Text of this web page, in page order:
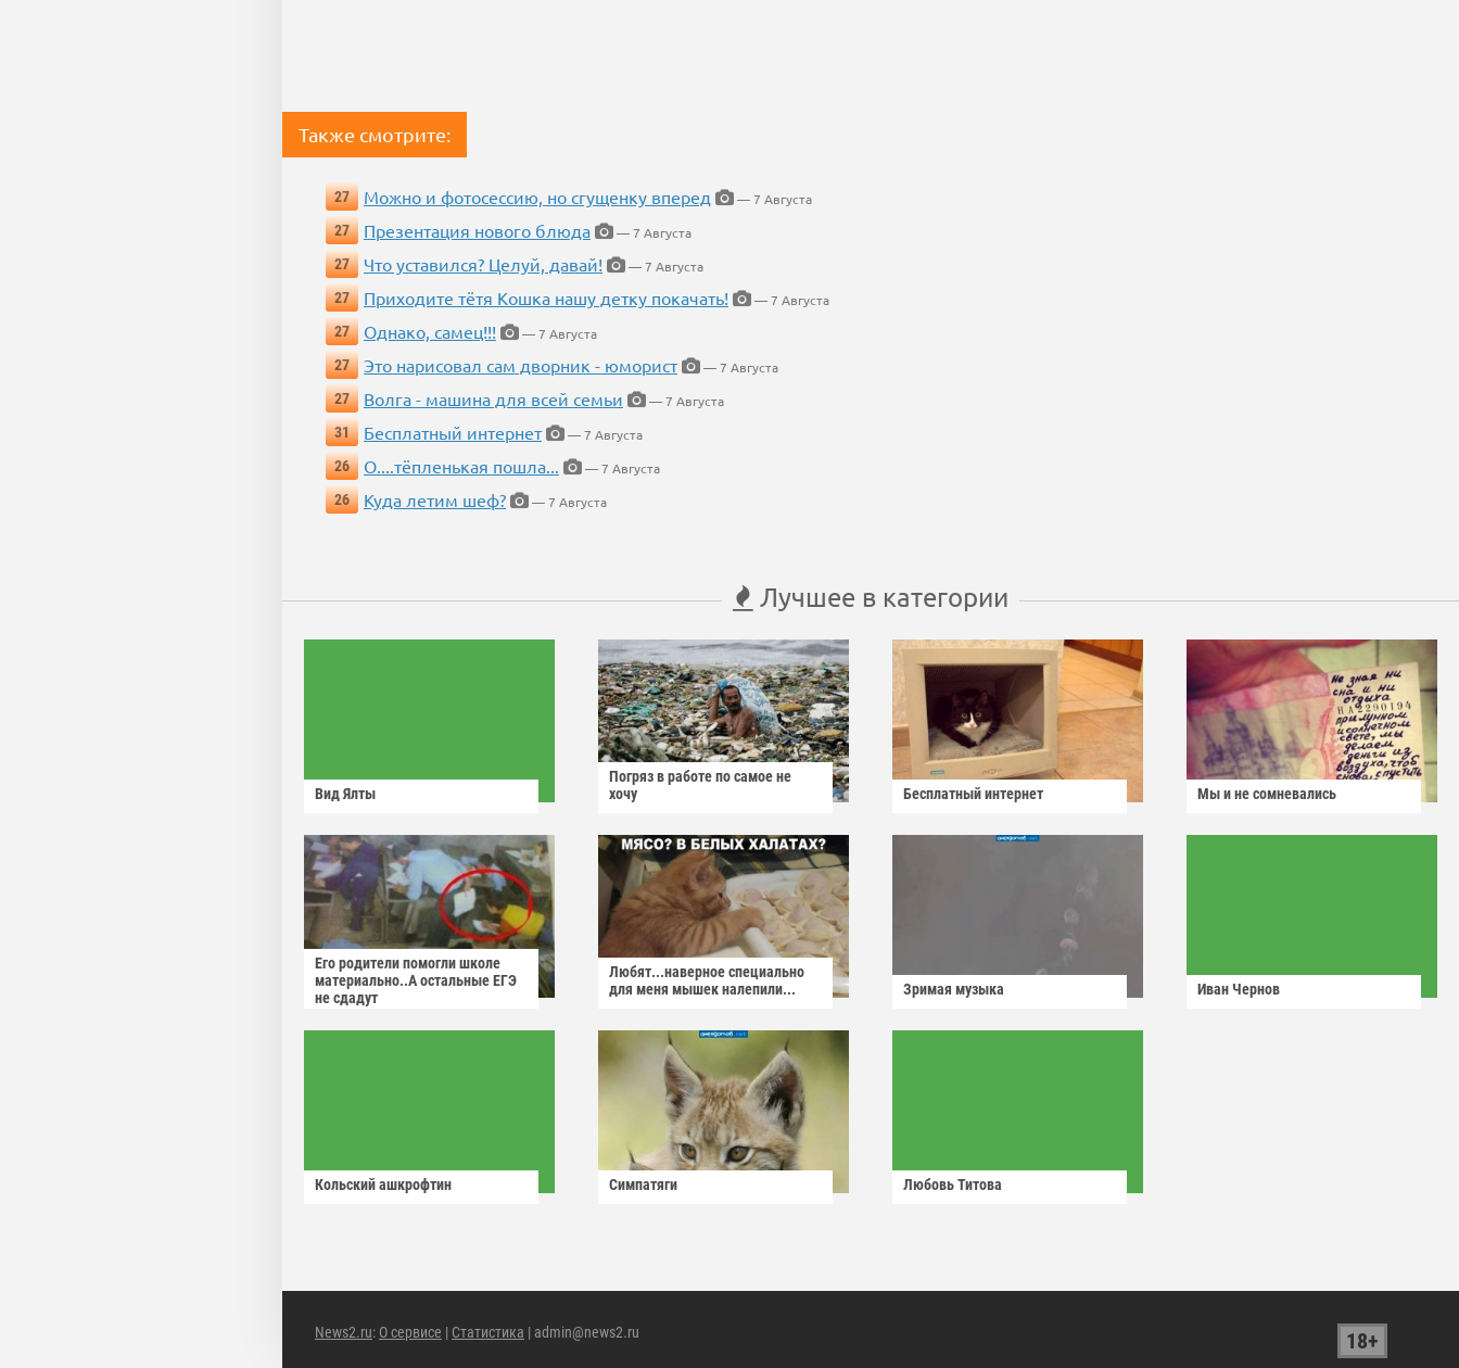
Также смотрите:
27 Можно и фотосессию, но сгущенку вперед
— 7 Августа
27
Презентация нового блюда
— 7 Августа
27
Что уставился? Целуй, давай!
— 7 Августа
27
Приходите тётя Кошка нашу детку покачать!
— 7 Августа
27
Однако, самец!!!
— 7 Августа
27
Это нарисовал сам дворник - юморист
— 7 Августа
27
Волга - машина для всей семьи
— 7 Августа
31
Бесплатный интернет
— 7 Августа
26
О....тёпленькая пошла...
— 7 Августа
26
Куда летим шеф? — 7 Августа
Лучшее в категории
Вид Ялты
Погряз в работе по самое не
хочу
Бесплатный интернет Мы и не сомневались
Его родители помогли школе
материально..А остальные ЕГЭ
не сдадут
Любят...наверное специально
для меня мышек налепили...
Зримая музыка Иван Чернов
Кольский ашкрофтин Симпатяги Любовь Титова
News2.ru: О сервисе | Статистика | admin@news2.ru 18+